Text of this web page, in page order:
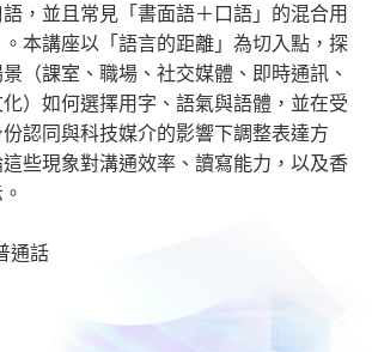
，並且常見「書面語＋口語」的混合用
本講座以「語言的距離」為切入點，探
（課室、職場、社交媒體、即時通訊、
）如何選擇用字、語氣與語體，並在受
認同與科技媒介的影響下調整表達方
些現象對溝通效率、讀寫能力，以及香
通話